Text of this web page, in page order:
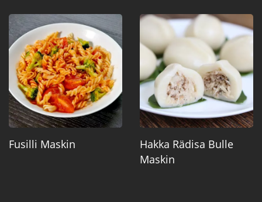
Fusilli Maskin
Hakka Rädisa Bulle
Maskin